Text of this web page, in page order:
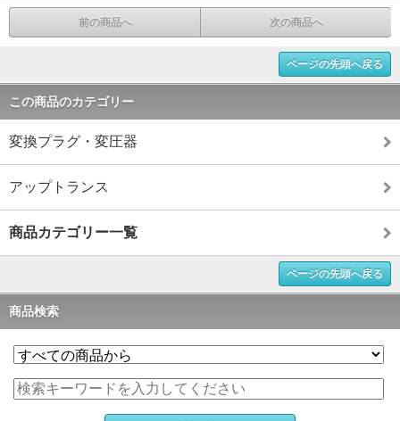
前の商品へ 次の商品へ
ページの先頭へ戻る
この商品のカテゴリー
変換プラグ・変圧器
アップトランス
商品カテゴリー一覧
ページの先頭へ戻る
商品検索